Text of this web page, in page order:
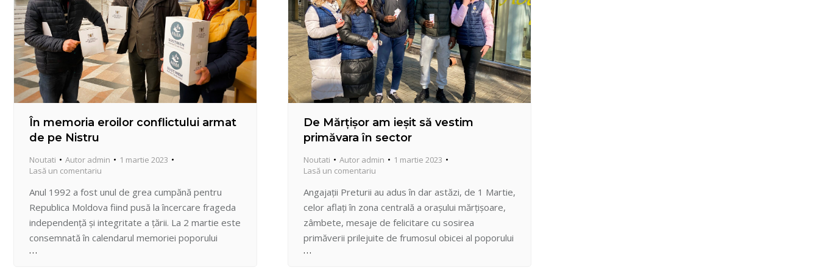
În memoria eroilor conflictului armat
de pe Nistru
Noutati Autor admin
1 martie 2023
Lasă un comentariu
Anul 1992 a fost unul de grea cumpănă pentru
Republica Moldova fiind pusă la încercare frageda
independenţă şi integritate a ţării. La 2 martie este
consemnată în calendarul memoriei poporului
nostru Ziua comemorării victimelor războiului de
De Mărțișor am ieșit să vestim
primăvara în sector
Noutati Autor admin
1 martie 2023
Lasă un comentariu
Angajații Preturii au adus în dar astăzi, de 1 Martie,
celor aflați în zona centrală a orașului mărțișoare,
zâmbete, mesaje de felicitare cu sosirea
primăverii prilejuite de frumosul obicei al poporului
nostru. Să fie o primăvară cu cer senin.